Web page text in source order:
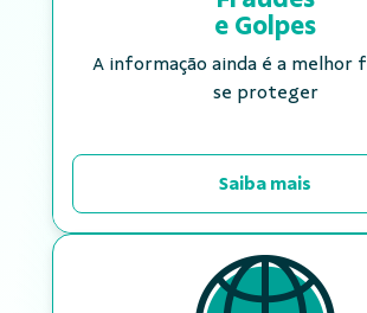
e Golpes
A informação ainda é a melhor
se proteger
Saiba mais